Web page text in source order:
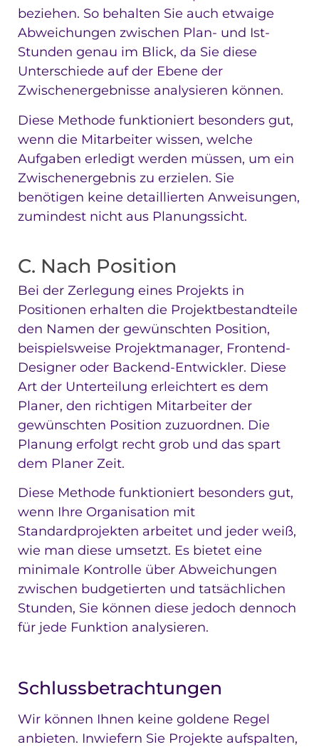
beziehen. So behalten Sie auch etwaige
Abweichungen zwischen Plan- und Ist-
Stunden genau im Blick, da Sie diese
Unterschiede auf der Ebene der
Zwischenergebnisse analysieren können.
Diese Methode funktioniert besonders gut,
wenn die Mitarbeiter wissen, welche
Aufgaben erledigt werden müssen, um ein
Zwischenergebnis zu erzielen. Sie
benötigen keine detaillierten Anweisungen,
zumindest nicht aus Planungssicht.
C. Nach Position
Bei der Zerlegung eines Projekts in
Positionen erhalten die Projektbestandteile
den Namen der gewünschten Position,
beispielsweise Projektmanager, Frontend-
Designer oder Backend-Entwickler. Diese
Art der Unterteilung erleichtert es dem
Planer, den richtigen Mitarbeiter der
gewünschten Position zuzuordnen. Die
Planung erfolgt recht grob und das spart
dem Planer Zeit.
Diese Methode funktioniert besonders gut,
wenn Ihre Organisation mit
Standardprojekten arbeitet und jeder weiß,
wie man diese umsetzt. Es bietet eine
minimale Kontrolle über Abweichungen
zwischen budgetierten und tatsächlichen
Stunden, Sie können diese jedoch dennoch
für jede Funktion analysieren.
Schlussbetrachtungen
Wir können Ihnen keine goldene Regel
anbieten. Inwiefern Sie Projekte aufspalten,